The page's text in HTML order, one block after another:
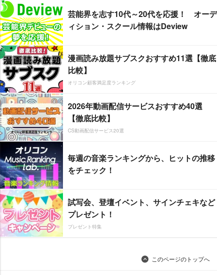
芸能界を志す10代～20代を応援！ オーデ
ィション・スクール情報はDeview
漫画読み放題サブスクおすすめ11選【徹底
比較】
オリコン顧客満足度ランキング
2026年動画配信サービスおすすめ40選
【徹底比較】
CS動画配信サービス20選
毎週の音楽ランキングから、ヒットの推移
をチェック！
試写会、登壇イベント、サインチェキなど
プレゼント！
プレゼント特集
このページのトップへ